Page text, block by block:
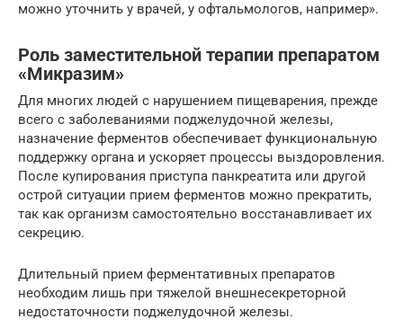
можно уточнить у врачей, у офтальмологов, например».
Роль заместительной терапии препаратом
«Микразим»
Для многих людей с нарушением пищеварения, прежде
всего с заболеваниями поджелудочной железы,
назначение ферментов обеспечивает функциональную
поддержку органа и ускоряет процессы выздоровления.
После купирования приступа панкреатита или другой
острой ситуации прием ферментов можно прекратить,
так как организм самостоятельно восстанавливает их
секрецию.
Длительный прием ферментативных препаратов
необходим лишь при тяжелой внешнесекреторной
недостаточности поджелудочной железы.